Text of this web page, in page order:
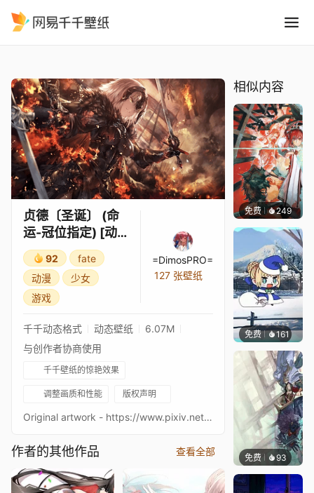
贞德〔圣诞〕 (命
运-冠位指定) [动态
壁纸, 2K, 音频响
应]
92
fate
动漫
少女
游戏
=DimosPRO=
127 张壁纸
千千动态格式 动态壁纸
6.07M
与创作者协商使用
千千壁纸的惊艳效果
调整画质和性能 版权声明
Original artwork - https://www.pixiv.net/en/artworks/69888918Upscaled via Waifu2xTags: Anime, Fate, Fate/Grand Order, Fate/GO, FGO, Jeanne Alter, Ashes, Ember, Fire, Flames, Audio Responsive, Mouse Parallax, Animated, 2K
作者的其他作品 查看全部
相似内容
免费 249坤毛
免费 161S37
免费 93 坤毛